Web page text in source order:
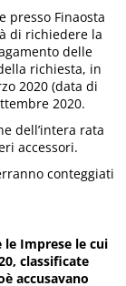
presso Finaosta
di richiedere la
delle
richiesta, in
2020 (data di
2020.
dell’intera rata
accessori.
conteggiati
le Imprese le cui
classificate
accusavano